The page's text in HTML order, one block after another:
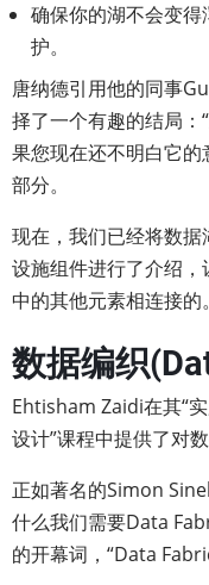
确保你的湖不会变
护。
唐纳德引用他的同事
择了一个有趣的结局：“
果您现在还不明白它
部分。
现在，我们已经将数
设施组件进行了介绍
中的其他元素相连接的。
数据编织
Ehtisham Zaidi在其“
设计”课程中提供了对
正如著名的Simon
什么我们需要Data
的开幕词，“Data